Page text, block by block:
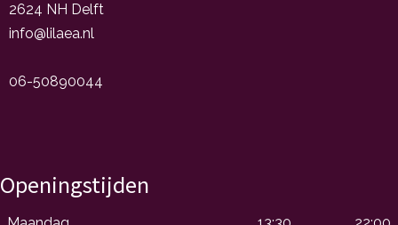
2624 NH Delft
info@lilaea.nl
06-50890044
Openingstijden